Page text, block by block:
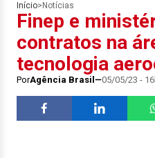
Início> Notícias
Finep e
contratos na
tecnologia
PorAgência Brasil 05/05/23 -